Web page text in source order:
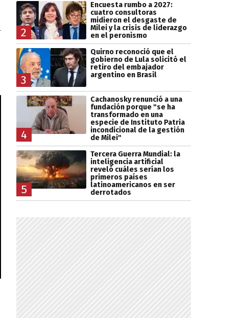
2
Encuesta rumbo a 2027:
cuatro consultoras
midieron el desgaste de
Milei y la crisis de liderazgo
en el peronismo
3
Quirno reconoció que el
gobierno de Lula solicitó el
retiro del embajador
argentino en Brasil
4
Cachanosky renunció a una
fundación porque "se ha
transformado en una
especie de Instituto Patria
incondicional de la gestión
de Milei"
5
Tercera Guerra Mundial: la
inteligencia artificial
reveló cuáles serían los
primeros países
latinoamericanos en ser
derrotados